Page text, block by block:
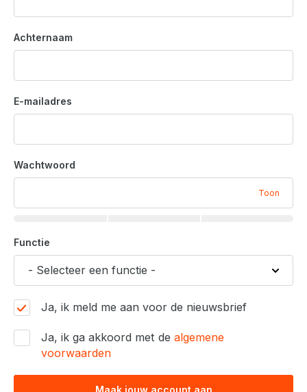
g
i
n
Achternaam
E-mailadres
Wachtwoord
Toon
Functie
Ja, ik meld me aan voor de nieuwsbrief
Ja, ik ga akkoord met de algemene
voorwaarden
Maak jouw account aan